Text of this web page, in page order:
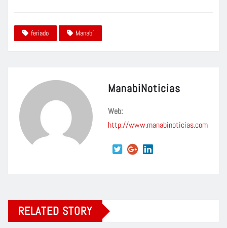
feriado Manabí
ManabiNoticias
Web:
http://www.manabinoticias.com
RELATED STORY